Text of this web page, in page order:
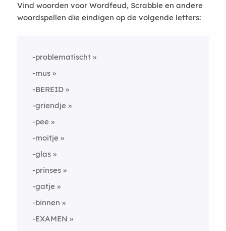
Vind woorden voor Wordfeud, Scrabble en andere
woordspellen die eindigen op de volgende letters:
-problematischt
-mus
-BEREID
-griendje
-pee
-moitje
-glas
-prinses
-gatje
-binnen
-EXAMEN